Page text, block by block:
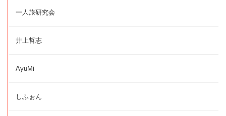
一人旅研究会
井上哲志
AyuMi
しふぉん